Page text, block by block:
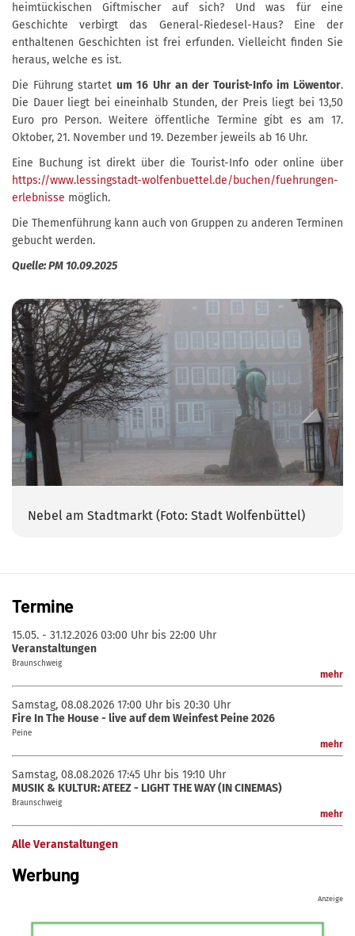
heimtückischen Giftmischer auf sich? Und was für eine
Geschichte verbirgt das General-Riedesel-Haus? Eine der
enthaltenen Geschichten ist frei erfunden. Vielleicht finden Sie
heraus, welche es ist.
Die Führung startetum 16 Uhr an der Tourist-Info im Löwentor.
Die Dauer liegt bei eineinhalb Stunden, der Preis liegt bei 13,50
Euro pro Person. Weitere öffentliche Termine gibt es am 17.
Oktober, 21. November und 19. Dezember jeweils ab 16 Uhr.
Eine Buchung ist direkt über die Tourist-Info oder online über
https://www.lessingstadt-wolfenbuettel.de/buchen/fuehrungen-
erlebnisse möglich.
Die Themenführung kann auch von Gruppen zu anderen Terminen
gebucht werden.
Quelle: PM 10.09.2025
Nebel am Stadtmarkt (Foto: Stadt Wolfenbüttel)
Termine
15.05. - 31.12.2026 03:00 Uhr bis 22:00 Uhr
Veranstaltungen
Braunschweig
mehr
Samstag, 08.08.2026 17:00 Uhr bis 20:30 Uhr
Fire In The House - live auf dem Weinfest Peine 2026
Peine
mehr
Samstag, 08.08.2026 17:45 Uhr bis 19:10 Uhr
MUSIK & KULTUR: ATEEZ - LIGHT THE WAY (IN CINEMAS)
Braunschweig
mehr
Alle Veranstaltungen
Werbung
Anzeige